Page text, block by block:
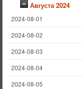
Августа 2024
2024-08-01
2024-08-02
2024-08-03
2024-08-04
2024-08-05